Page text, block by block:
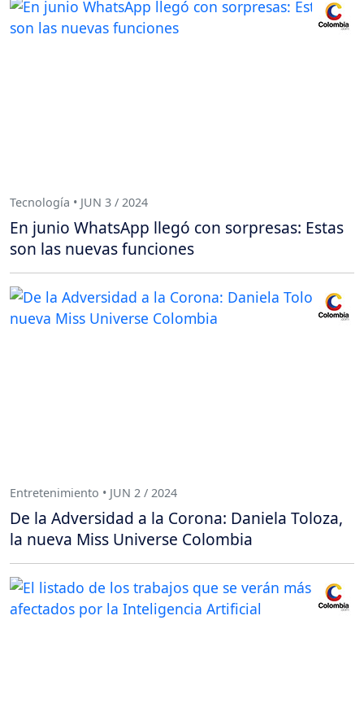
Tecnología • JUN 3 / 2024
En junio WhatsApp llegó con sorpresas: Estas
son las nuevas funciones
Entretenimiento • JUN 2 / 2024
De la Adversidad a la Corona: Daniela Toloza,
la nueva Miss Universe Colombia